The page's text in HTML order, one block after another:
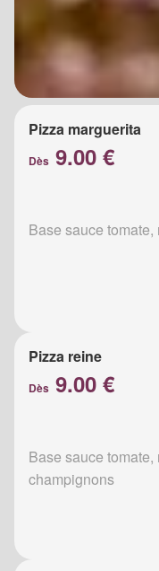
Pizza marguerita
Dès 9.00 €
Base sauce
Pizza reine
Dès 9.00 €
Base sauce
champignons